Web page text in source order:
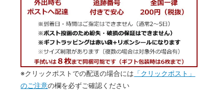
※クリックポストでの配送の場合には 「クリックポスト」
のご注意の欄を必ずご確認ください